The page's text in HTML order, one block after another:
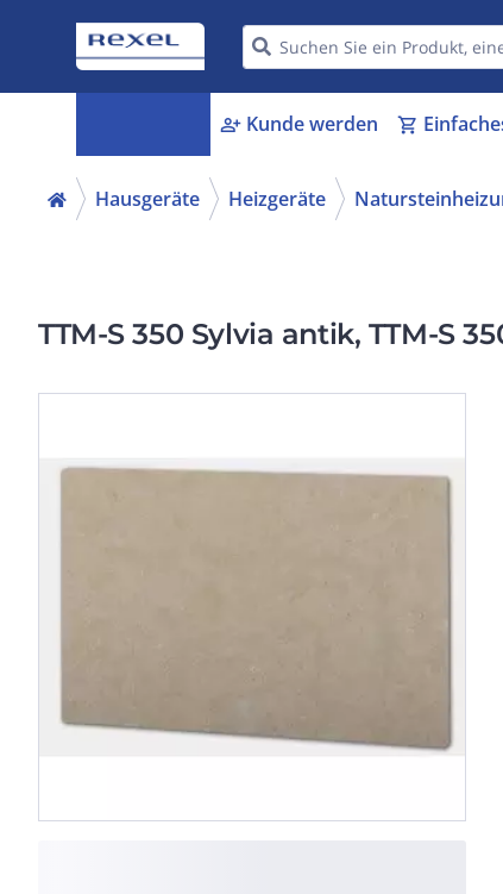
person_add Kunde werden shopping_cart
Hausgeräte Heizgeräte
TTM-S 350 Sylvia antik,